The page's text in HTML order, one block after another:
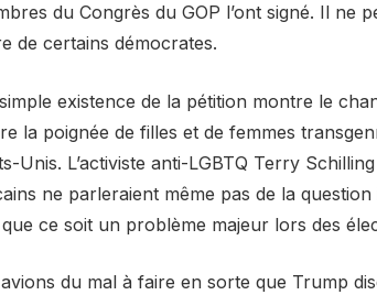
du Congrès du GOP l’ont signé. Il ne
de certains démocrates.
existence de la pétition montre le
la poignée de filles et de femmes
Unis. L’activiste anti-LGBTQ Terry
ne parleraient même pas de la
ce soit un problème majeur lors des
du mal à faire en sorte que Trump